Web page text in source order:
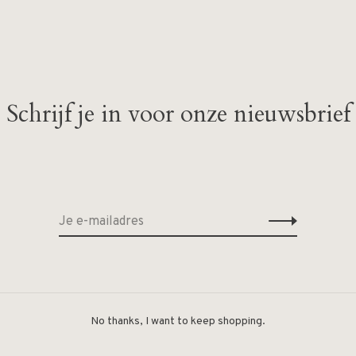
Geen producten
Schrijf je in voor onze nieuwsbrief
No thanks, I want to keep shopping.